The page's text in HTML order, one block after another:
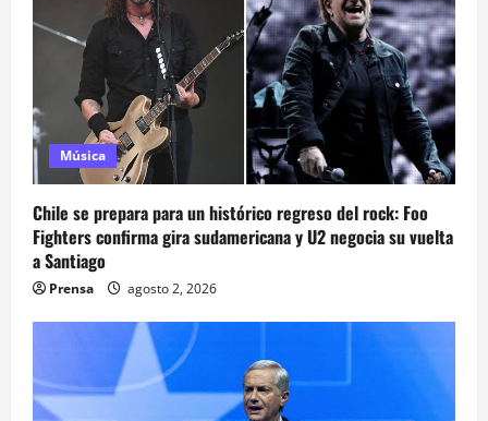
Música
Chile se prepara para un histórico regreso del rock: Foo
Fighters confirma gira sudamericana y U2 negocia su vuelta
a Santiago
Prensa agosto 2, 2026